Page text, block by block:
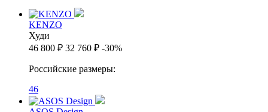
KENZO
Худи
46 800 ₽ 32 760 ₽ -30%
Российские размеры:
46